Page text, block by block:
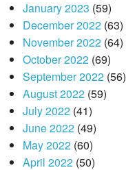
January 2023 (59)
December 2022(63)
November 2022(64)
October 2022(69)
September 2022(56)
August 2022(59)
July 2022(41)
June 2022(49)
May 2022(60)
April 2022(50)